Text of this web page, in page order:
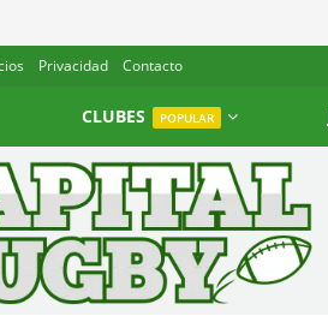
Privacidad Contacto
CLUBES POPULAR